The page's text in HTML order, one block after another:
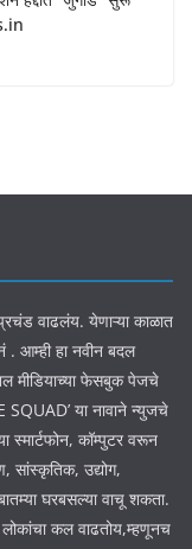
वाढलंय. येणाऱ्या काळात
. आम्ही हा नवीन बदल
मीडियाच्या फेसबुक पेजचे
या नावाने न्युजचे
कॉम्पुटर वरून
सांस्कृतिक, उद्योग,
घरबसल्या वाचू शकता.
लोकांचा कल वाढतोय,म्हणूनच